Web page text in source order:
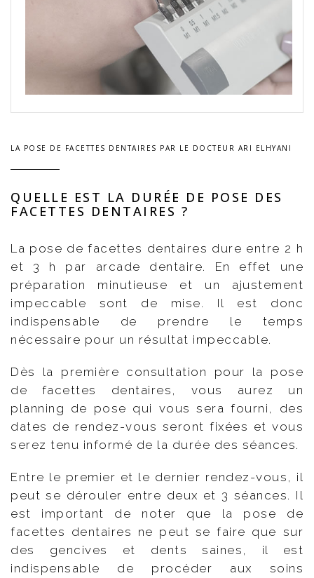
LA POSE DE FACETTES DENTAIRES PAR LE DOCTEUR ARI ELHYANI
QUELLE EST LA DURÉE DE POSE DES
FACETTES DENTAIRES ?
La pose de facettes dentaires dure entre 2 h
et 3 h par arcade dentaire. En effet une
préparation minutieuse et un ajustement
impeccable sont de mise. Il est donc
indispensable de prendre le temps
nécessaire pour un résultat impeccable.
Dès la première consultation pour la pose
de facettes dentaires, vous aurez un
planning de pose qui vous sera fourni, des
dates de rendez-vous seront fixées et vous
serez tenu informé de la durée des séances.
Entre le premier et le dernier rendez-vous, il
peut se dérouler entre deux et 3 séances. Il
est important de noter que la pose de
facettes dentaires ne peut se faire que sur
des gencives et dents saines, il est
indispensable de procéder aux soins